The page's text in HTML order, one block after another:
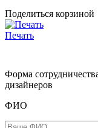
Поделиться корзиной
Печать
Форма
дизайнеров
ФИО